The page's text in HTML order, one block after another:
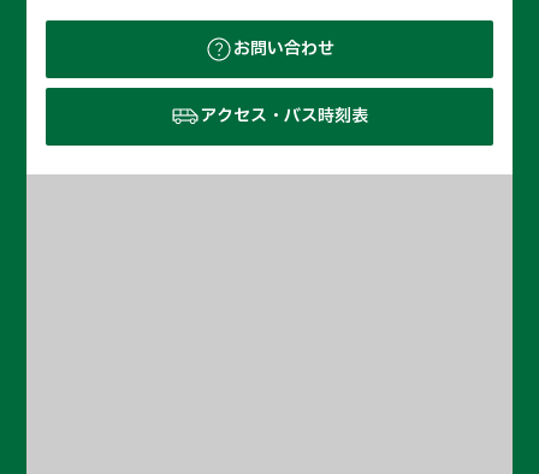
お問い合わせ
アクセス・バス時刻表